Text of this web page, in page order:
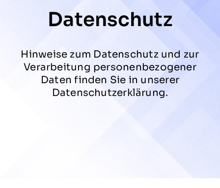
Karriere
Datenschutz
Hinweise zum Datenschutz und zur
Verarbeitung personenbezogener
Daten finden Sie in unserer
Datenschutzerklärung.